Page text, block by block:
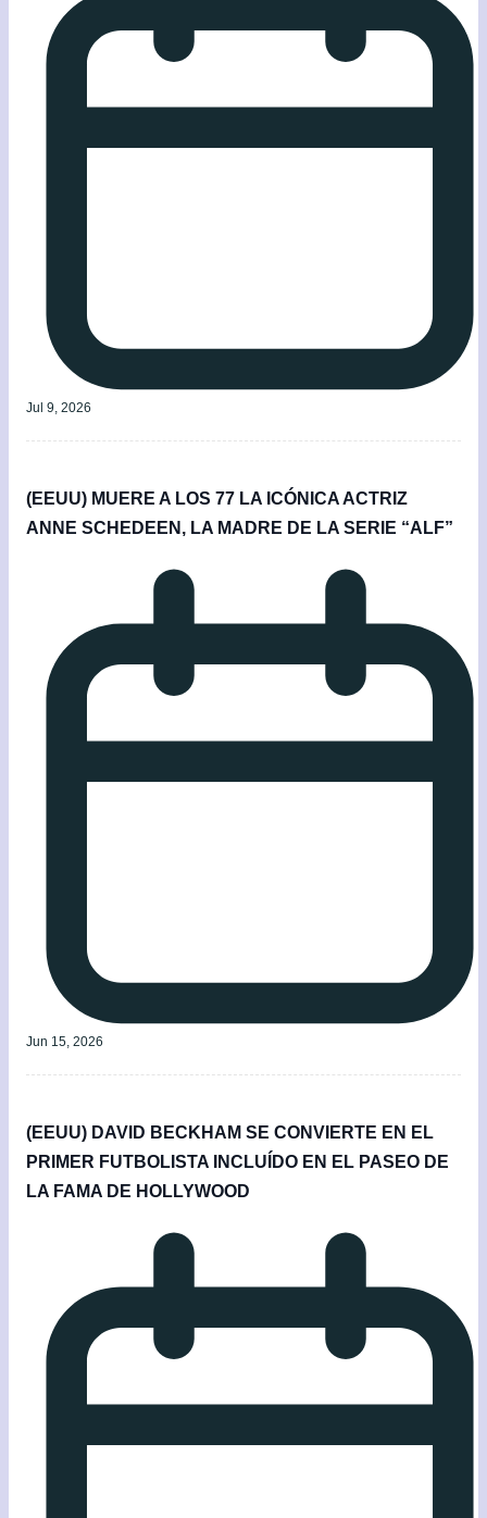
Jul 9, 2026
(EEUU) MUERE A LOS 77 LA ICÓNICA ACTRIZ
ANNE SCHEDEEN, LA MADRE DE LA SERIE “ALF”
Jun 15, 2026
(EEUU) DAVID BECKHAM SE CONVIERTE EN EL
PRIMER FUTBOLISTA INCLUÍDO EN EL PASEO DE
LA FAMA DE HOLLYWOOD